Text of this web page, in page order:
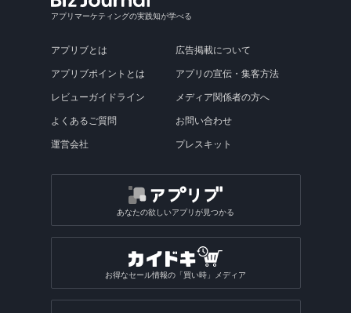
アプリマーケティングの実践知が学べる
アプリブとは
アプリブポイントとは
レビューガイドライン
よくあるご質問
運営会社
広告掲載について
アプリの宣伝・集客方法
メディア関係者の方へ
お問い合わせ
プレスキット
あなたの欲しいアプリが見つかる
お得なセール情報の「買い時」メディア